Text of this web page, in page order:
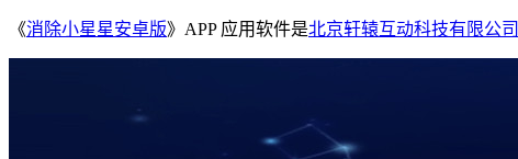
《消除小星星安卓版》APP 应用软件是北京轩辕互动科技有限公司